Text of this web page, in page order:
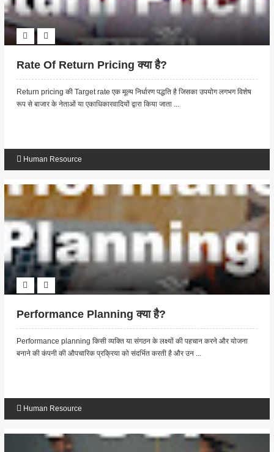
Rate Of Return Pricing क्या है?
Return pricing की Target rate एक मूल्य निर्धारण पद्धति है जिसका उपयोग लगभग विशेष
रूप से बाजार के नेताओं या एकाधिकारवादियों द्वारा किया जाता ...
Human Resource
Performance Planning क्या है?
Performance planning किसी व्यक्ति या संगठन के लक्ष्यों की पहचान करने और योजना
बनाने की कंपनी की औपचारिक प्रक्रिया को संदर्भित करती है और उन ...
Human Resource